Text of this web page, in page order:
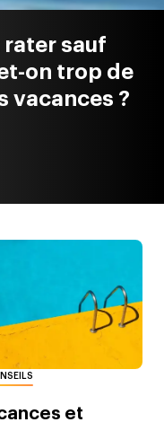
rater sauf
on trop de
vacances ?
et